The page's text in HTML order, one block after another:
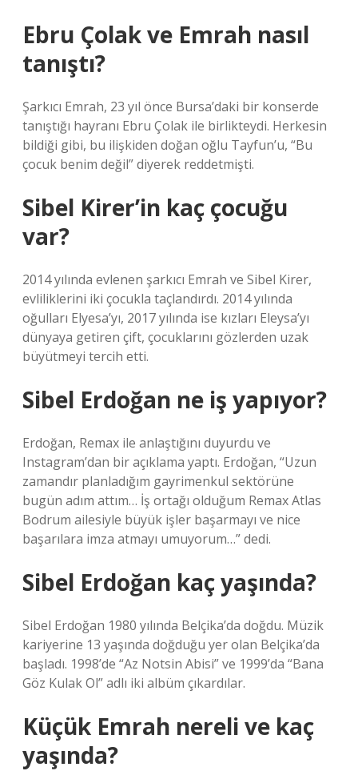
Ebru Çolak ve Emrah nasıl
tanıştı?
Şarkıcı Emrah, 23 yıl önce Bursa’daki bir konserde
tanıştığı hayranı Ebru Çolak ile birlikteydi. Herkesin
bildiği gibi, bu ilişkiden doğan oğlu Tayfun’u, “Bu
çocuk benim değil” diyerek reddetmişti.
Sibel Kirer’in kaç çocuğu
var?
2014 yılında evlenen şarkıcı Emrah ve Sibel Kirer,
evliliklerini iki çocukla taçlandırdı. 2014 yılında
oğulları Elyesa’yı, 2017 yılında ise kızları Eleysa’yı
dünyaya getiren çift, çocuklarını gözlerden uzak
büyütmeyi tercih etti.
Sibel Erdoğan ne iş yapıyor?
Erdoğan, Remax ile anlaştığını duyurdu ve
Instagram’dan bir açıklama yaptı. Erdoğan, “Uzun
zamandır planladığım gayrimenkul sektörüne
bugün adım attım… İş ortağı olduğum Remax Atlas
Bodrum ailesiyle büyük işler başarmayı ve nice
başarılara imza atmayı umuyorum…” dedi.
Sibel Erdoğan kaç yaşında?
Sibel Erdoğan 1980 yılında Belçika’da doğdu. Müzik
kariyerine 13 yaşında doğduğu yer olan Belçika’da
başladı. 1998’de “Az Notsin Abisi” ve 1999’da “Bana
Göz Kulak Ol” adlı iki albüm çıkardılar.
Küçük Emrah nereli ve kaç
yaşında?